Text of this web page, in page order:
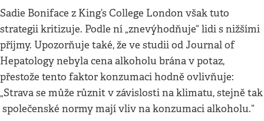
Sadie Boniface z King’s College London však tuto
strategii kritizuje. Podle ní „znevýhodňuje“ lidi s nižšími
příjmy. Upozorňuje také, že ve studii od Journal of
Hepatology nebyla cena alkoholu brána v potaz,
přestože tento faktor konzumaci hodně ovlivňuje:
„Strava se může různit v závislosti na klimatu, stejně tak
společenské normy mají vliv na konzumaci alkoholu.“